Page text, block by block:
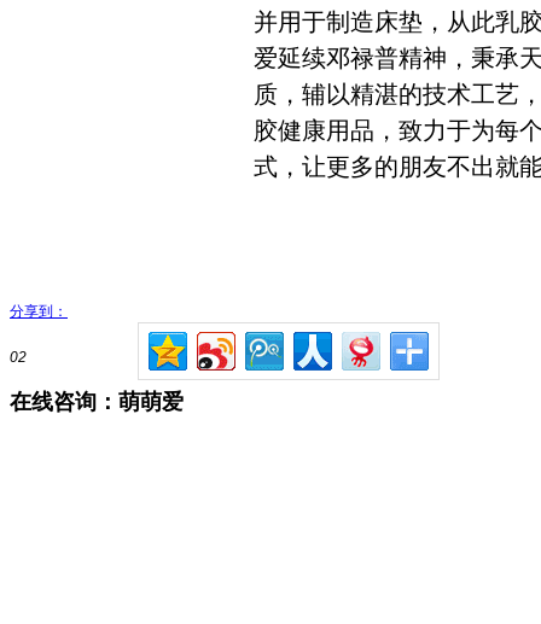
并用于制造床垫，从此乳
爱延续邓禄普精神，秉承
质，辅以精湛的技术工艺
胶健康用品，致力于为每
式，让更多的朋友不出就
分享到：
02
在线咨询：萌萌爱